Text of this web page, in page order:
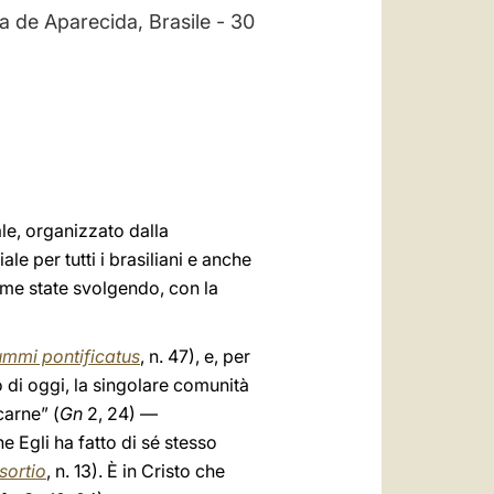
de Aparecida, Brasile - 30
organizzato dalla
per tutti i brasiliani e anche
state svolgendo, con la
pontificatus, n. 47), e, per
di oggi, la singolare comunità
(Gn 2, 24) —
Egli ha fatto di sé stesso
, n. 13). È in Cristo che